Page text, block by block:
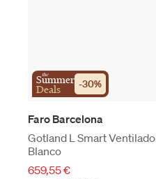
the
Summer
Deals -30%
Faro Barcelona
Gotland L Smart
Blanco
659,55 €